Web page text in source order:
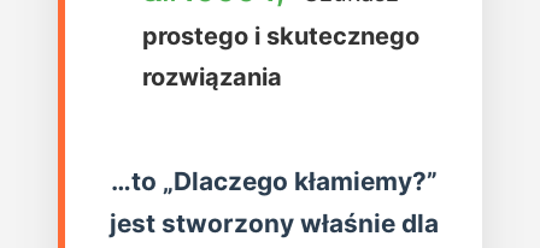
prostego i skutecznego
rozwiązania
…to „Dlaczego kłamiemy?”
jest stworzony właśnie dla